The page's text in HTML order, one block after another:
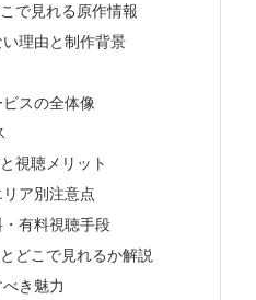
で見れる原作情報
理由と制作背景
スの全体像
視聴メリット
ア別注意点
有料視聴手段
どこで見れるか解説
き魅力